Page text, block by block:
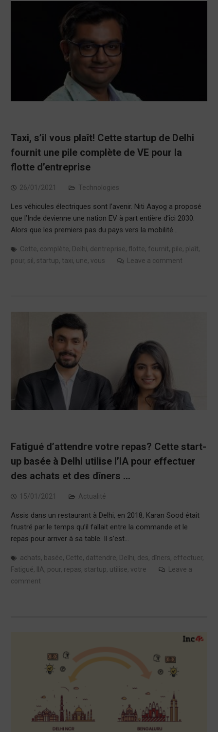
Taxi, s’il vous plaît! Cette startup de Delhi
fournit une pile complète de VE pour la
flotte d’entreprise
26/01/2021 Technologies
Les véhicules électriques sont l’avenir. Niti Aayog a proposé
que l’Inde devienne une nation EV à part entière d’ici 2030.
Alors que les premiers pas du pays vers la mobilité…
Cette, complète, Delhi, dentreprise, flotte, fournit, pile, plaît,
pour, sil , startup, taxi, une, vous Leave a comment
Fatigué d’attendre votre repas? Cette start-
up basée à Delhi utilise l’IA pour effectuer
des achats et des dîners …
15/01/2021 Actualité
Assis dans un restaurant à Delhi, en 2018, Karan Sood était
frustré par le temps qu’il fallait entre la commande et le
repas pour arriver à sa table. Il s’est…
achats, basée, Cette, dattendre, Delhi, des, dîners, effectuer,
Fatigué, lIA, pour, repas, startup, utilise, votre
Leave a
comment